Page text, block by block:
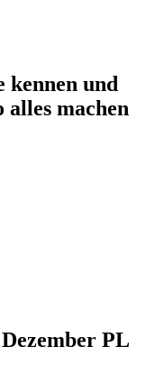
kennen und
alles machen
PL